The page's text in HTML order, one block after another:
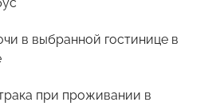
в выбранной гостинице в
при проживании в